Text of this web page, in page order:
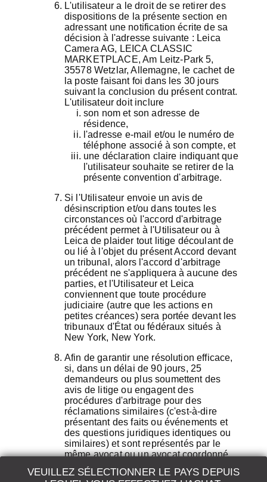
L'utilisateur a le droit de se retirer des
dispositions de la présente section en
adressant une notification écrite de sa
décision à l'adresse suivante : Leica
Camera AG, LEICA CLASSIC
MARKETPLACE, Am Leitz-Park 5,
35578 Wetzlar, Allemagne, le cachet de
la poste faisant foi dans les 30 jours
suivant la conclusion du présent contrat.
L'utilisateur doit inclure
son nom et son adresse de
résidence,
l'adresse e-mail et/ou le numéro de
téléphone associé à son compte, et
une déclaration claire indiquant que
l'utilisateur souhaite se retirer de la
présente convention d'arbitrage.
Si l'Utilisateur envoie un avis de
désinscription et/ou dans toutes les
circonstances où l'accord d'arbitrage
précédent permet à l'Utilisateur ou à
Leica de plaider tout litige découlant de
ou lié à l'objet du présent Accord devant
un tribunal, alors l'accord d'arbitrage
précédent ne s'appliquera à aucune des
parties, et l'Utilisateur et Leica
conviennent que toute procédure
judiciaire (autre que les actions en
petites créances) sera portée devant les
tribunaux d'État ou fédéraux situés à
New York, New York.
Afin de garantir une résolution efficace,
si, dans un délai de 90 jours, 25
demandeurs ou plus soumettent des
avis de litige ou engagent des
procédures d'arbitrage pour des
réclamations similaires (c'est-à-dire
présentant des faits ou événements et
des questions juridiques identiques ou
similaires) et sont représentés par le
même avocat ou un avocat coordonné,
les litiges doivent être arbitrés par lots
de 75 demandeurs maximum chacun («
VEUILLEZ SÉLECTIONNER LE PAYS DEPUIS